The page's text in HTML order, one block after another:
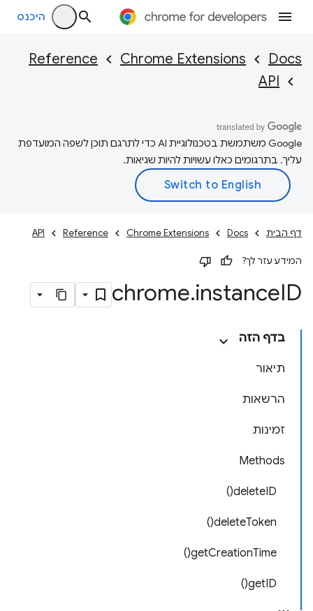
היכנס
Docs
Chrome Extensions
Reference
API
‫Google משתמשת בטכנולוגיית AI כדי לתרגם תוכן לשפה המועדפת
עליך. בתרגומים כאלו עשויות להיות שגיאות.
דף הבית Docs
Chrome Extensions
Reference
API
המידע עזר לך?
chrome.instanceID
בדף הזה
תיאור
הרשאות
זמינות
Methods
deleteID()
deleteToken()
getCreationTime()
getID()